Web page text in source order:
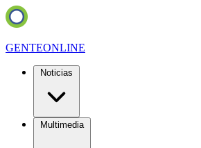
GENTEONLINE
Noticias
Multimedia